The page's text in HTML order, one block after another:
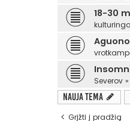
18-30
Severov »
Nauja tema
Grįžti į pradžią